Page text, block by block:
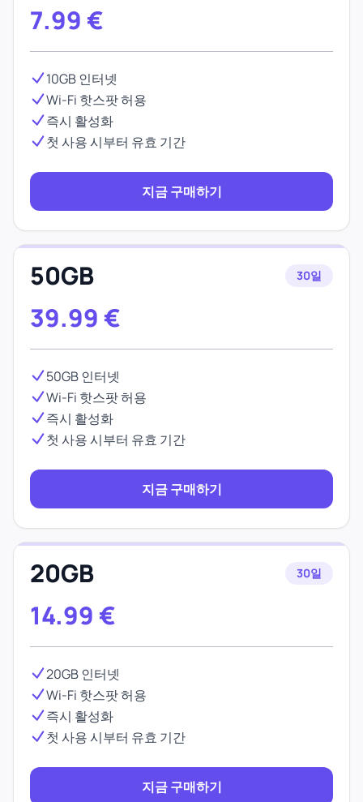
7.99 €
10GB 인터넷
Wi-Fi 핫스팟 허용
즉시 활성화
첫 사용 시부터 유효 기간
지금 구매하기
50GB 30일
39.99 €
50GB 인터넷
Wi-Fi 핫스팟 허용
즉시 활성화
첫 사용 시부터 유효 기간
지금 구매하기
20GB 30일
14.99 €
20GB 인터넷
Wi-Fi 핫스팟 허용
즉시 활성화
첫 사용 시부터 유효 기간
지금 구매하기